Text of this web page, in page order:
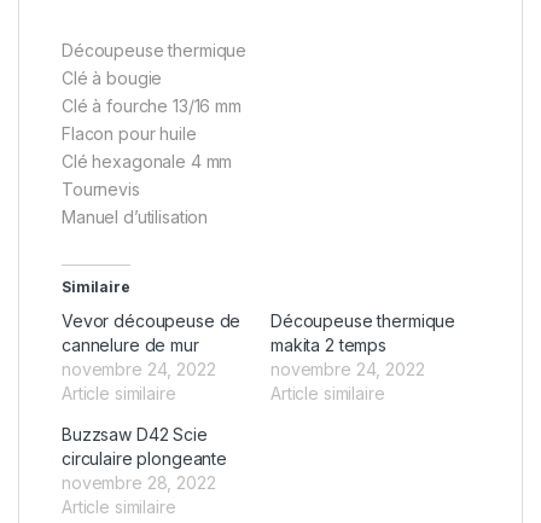
Découpeuse thermique
Clé à bougie
Clé à fourche 13/16 mm
Flacon pour huile
Clé hexagonale 4 mm
Tournevis
Manuel d’utilisation
Similaire
Vevor découpeuse de
cannelure de mur
novembre 24, 2022
Article similaire
Découpeuse thermique
makita 2 temps
novembre 24, 2022
Article similaire
Buzzsaw D42 Scie
circulaire plongeante
novembre 28, 2022
Article similaire